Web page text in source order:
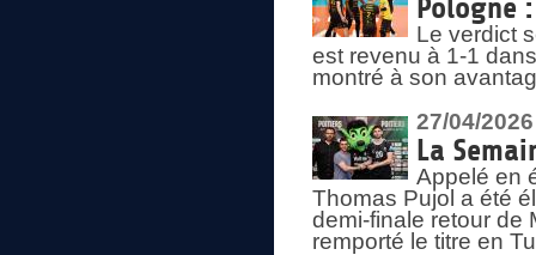
Pologne
Le verdict
est revenu à 1-1
montré à son
27/04/2026
La
Appelé en
Thomas Pujol a été
demi-finale retour de
remporté le titre en